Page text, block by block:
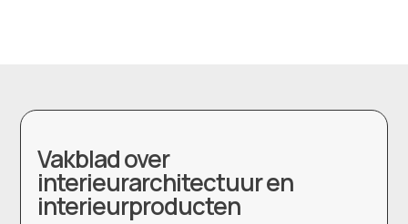
Vakblad over
interieurarchitectuur en
interieurproducten